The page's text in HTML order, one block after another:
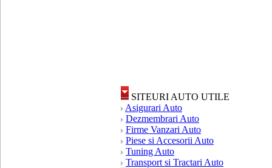
SITEURI AUTO UTILE
Asigurari Auto
Dezmembrari Auto
Firme Vanzari Auto
Piese si Accesorii Auto
Tuning Auto
Transport si Tractari Auto